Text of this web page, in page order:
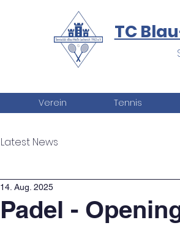
TC
Verein Tennis
Latest News
Padel -
14. Aug. 2025